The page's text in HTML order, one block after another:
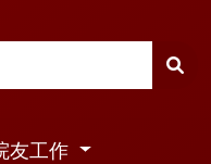
友工作